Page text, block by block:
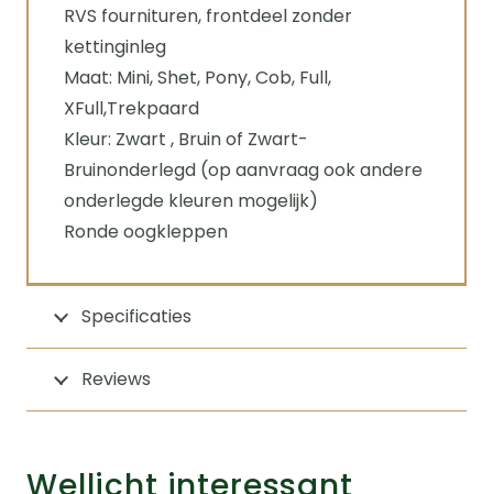
RVS fournituren, frontdeel zonder
kettinginleg
Maat: Mini, Shet, Pony, Cob, Full,
XFull,Trekpaard
Kleur: Zwart , Bruin of Zwart-
Bruinonderlegd (op aanvraag ook andere
onderlegde kleuren mogelijk)
Ronde oogkleppen
Specificaties
Reviews